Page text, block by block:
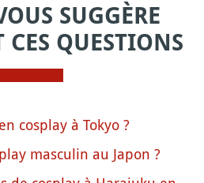
SUGGÈRE
CES QUESTIONS
cosplay à Tokyo ?
masculin au Japon ?